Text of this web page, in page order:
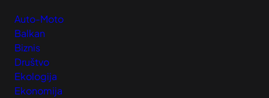
Auto-Moto
Balkan
Biznis
Društvo
Ekologija
Ekonomija